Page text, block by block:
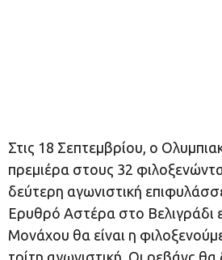
Στις 18 Σεπτεμβρίου, ο
πρεμιέρα στους 32
δεύτερη αγωνιστική
Ερυθρό Αστέρα στο Βελιγράδι
Μονάχου θα είναι η
τρίτη αγωνιστική. Οι ρεβάνς θα